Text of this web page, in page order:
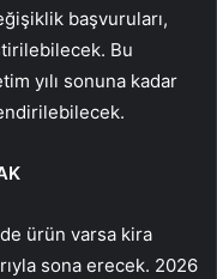
başvuruları,
Bu
yılı sonuna kadar
ürün varsa kira
sona erecek. 2026